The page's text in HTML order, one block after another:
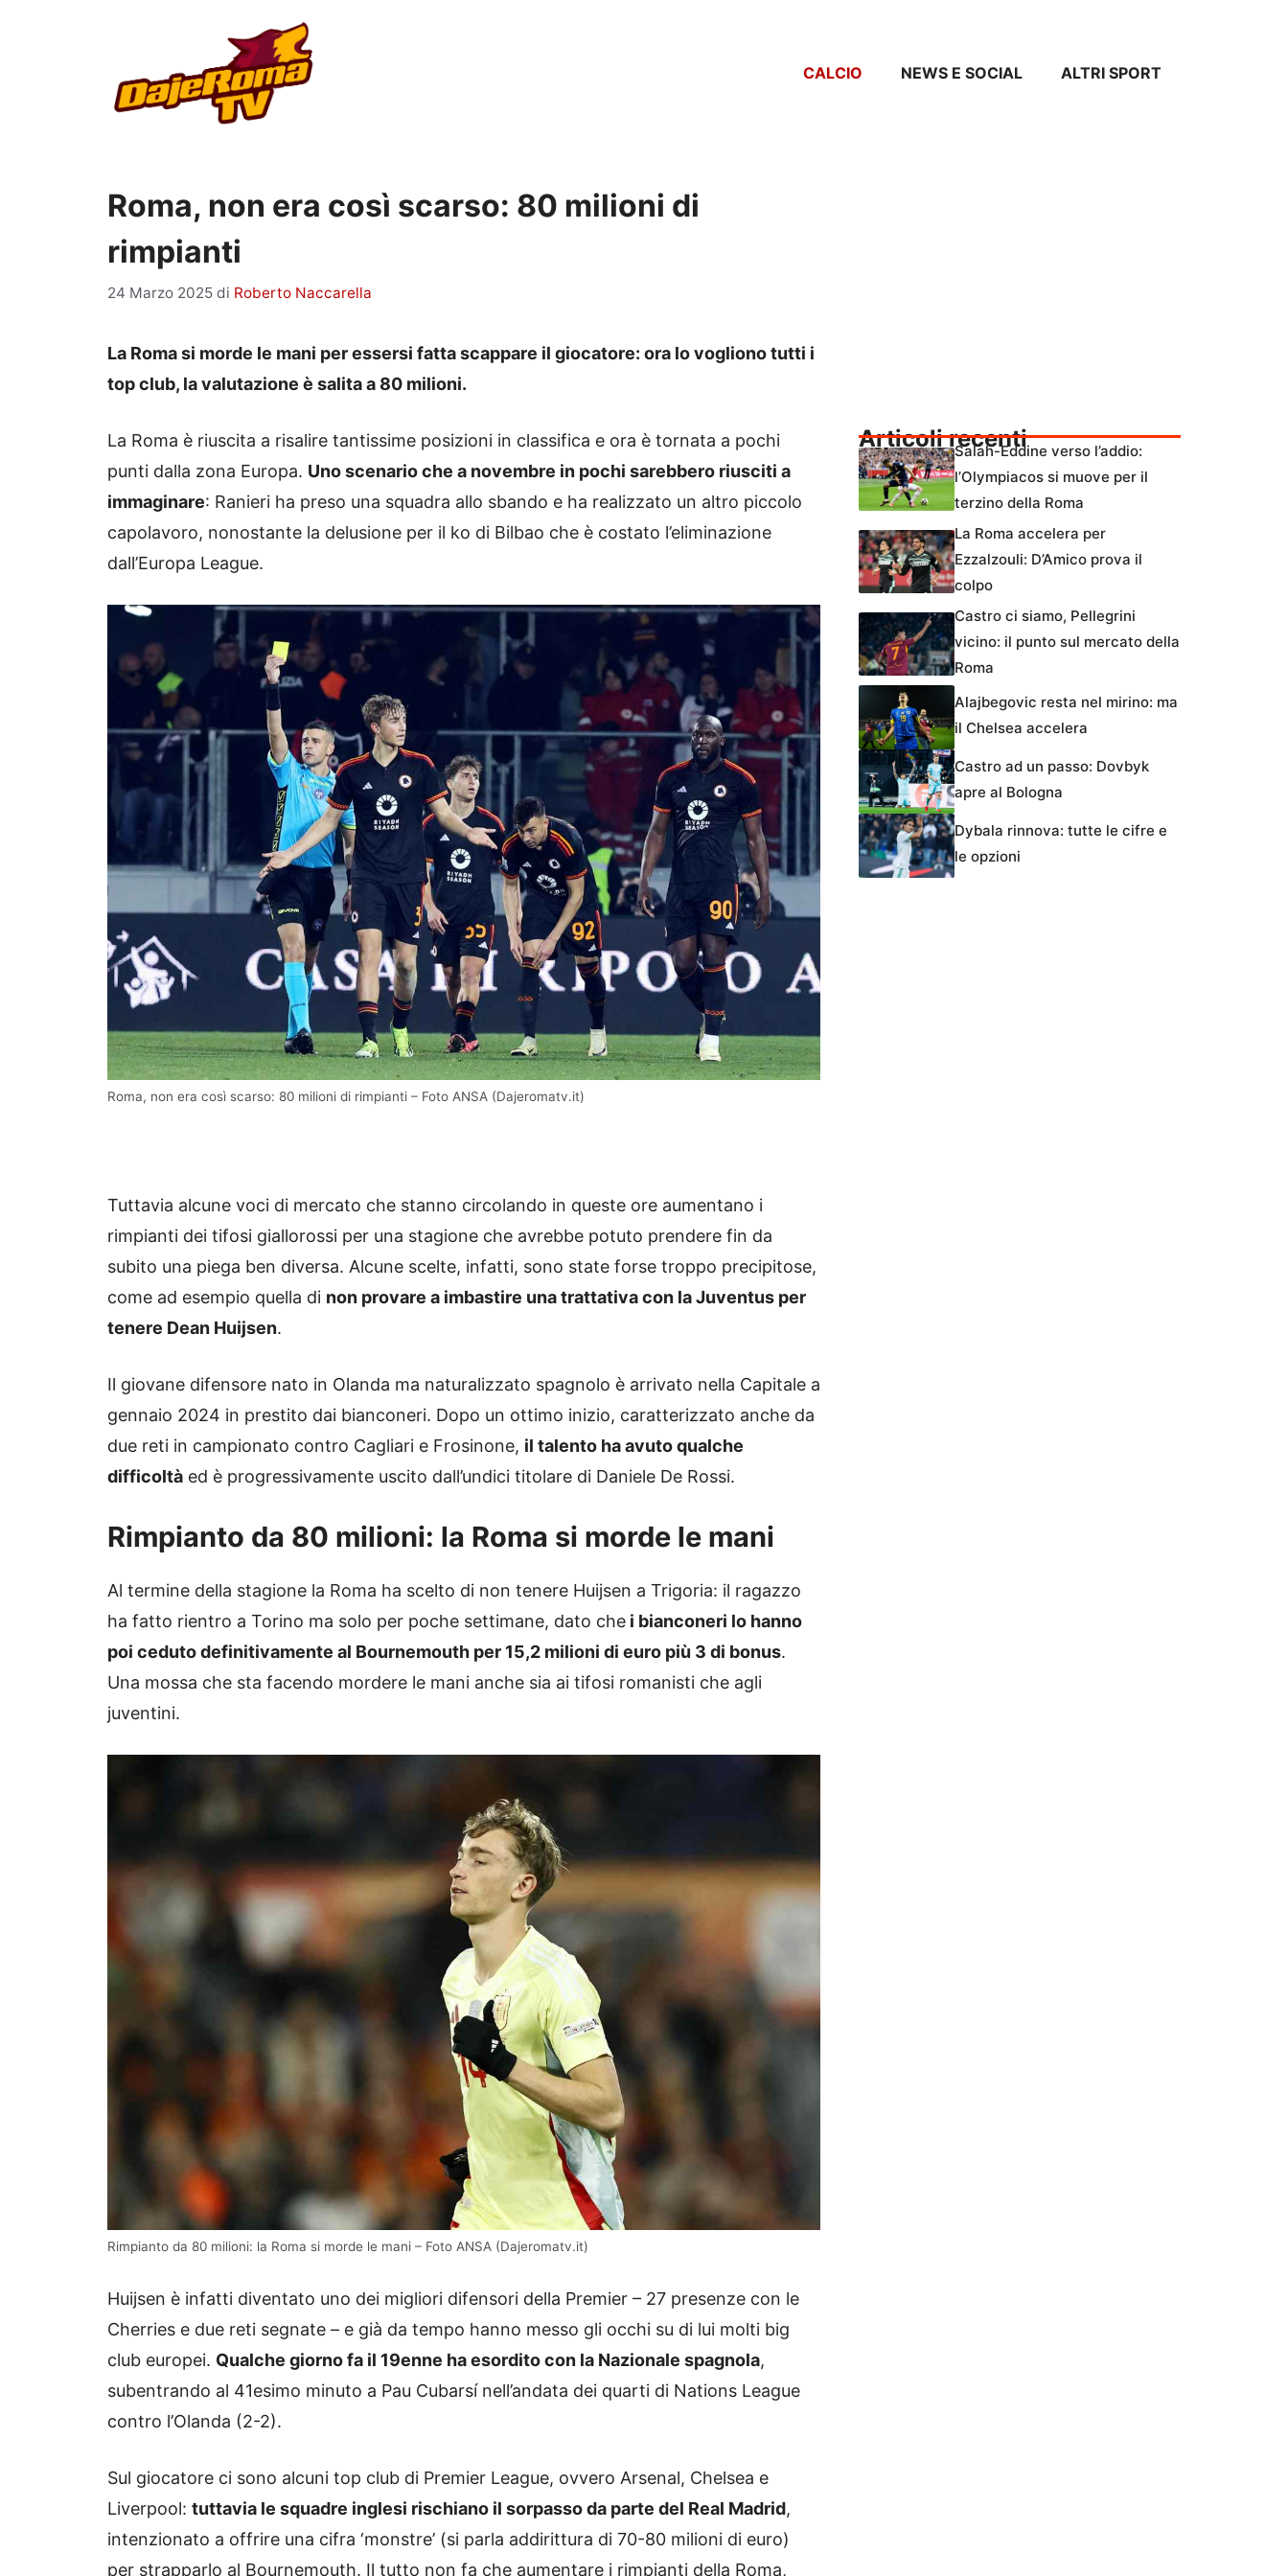
CALCIO NEWS E SOCIAL ALTRI SPORT
Roma, non era così scarso: 80 milioni di
rimpianti
24 Marzo 2025 di Roberto Naccarella
La Roma si morde le mani per essersi fatta scappare il giocatore: ora lo vogliono tutti i
top club, la valutazione è salita a 80 milioni.
La Roma è riuscita a risalire tantissime posizioni in classifica e ora è tornata a pochi
punti dalla zona Europa. Uno scenario che a novembre in pochi sarebbero riusciti a
immaginare: Ranieri ha preso una squadra allo sbando e ha realizzato un altro piccolo
capolavoro, nonostante la delusione per il ko di Bilbao che è costato l’eliminazione
dall’Europa League.
Roma, non era così scarso: 80 milioni di rimpianti – Foto ANSA (Dajeromatv.it)
Tuttavia alcune voci di mercato che stanno circolando in queste ore aumentano i
rimpianti dei tifosi giallorossi per una stagione che avrebbe potuto prendere fin da
subito una piega ben diversa. Alcune scelte, infatti, sono state forse troppo precipitose,
come ad esempio quella di non provare a imbastire una trattativa con la Juventus per
tenere Dean Huijsen.
Il giovane difensore nato in Olanda ma naturalizzato spagnolo è arrivato nella Capitale a
gennaio 2024 in prestito dai bianconeri. Dopo un ottimo inizio, caratterizzato anche da
due reti in campionato contro Cagliari e Frosinone, il talento ha avuto qualche
difficoltà ed è progressivamente uscito dall’undici titolare di Daniele De Rossi.
Rimpianto da 80 milioni: la Roma si morde le mani
Al termine della stagione la Roma ha scelto di non tenere Huijsen a Trigoria: il ragazzo
ha fatto rientro a Torino ma solo per poche settimane, dato che i bianconeri lo hanno
poi ceduto definitivamente al Bournemouth per 15,2 milioni di euro più 3 di bonus.
Una mossa che sta facendo mordere le mani anche sia ai tifosi romanisti che agli
juventini.
Rimpianto da 80 milioni: la Roma si morde le mani – Foto ANSA (Dajeromatv.it)
Huijsen è infatti diventato uno dei migliori difensori della Premier – 27 presenze con le
Cherries e due reti segnate – e già da tempo hanno messo gli occhi su di lui molti big
club europei. Qualche giorno fa il 19enne ha esordito con la Nazionale spagnola,
subentrando al 41esimo minuto a Pau Cubarsí nell’andata dei quarti di Nations League
contro l’Olanda (2-2).
Sul giocatore ci sono alcuni top club di Premier League, ovvero Arsenal, Chelsea e
Liverpool: tuttavia le squadre inglesi rischiano il sorpasso da parte del Real Madrid,
intenzionato a offrire una cifra ‘monstre’ (si parla addirittura di 70-80 milioni di euro)
per strapparlo al Bournemouth. Il tutto non fa che aumentare i rimpianti della Roma,
Articoli recentiSalah-Eddine verso l’addio:
l’Olympiacos si muove per il
terzino della Roma
La Roma accelera per
Ezzalzouli: D’Amico prova il
colpo
Castro ci siamo, Pellegrini
vicino: il punto sul mercato della
Roma
Alajbegovic resta nel mirino: ma
il Chelsea accelera
Castro ad un passo: Dovbyk
apre al Bologna
Dybala rinnova: tutte le cifre e
le opzioni